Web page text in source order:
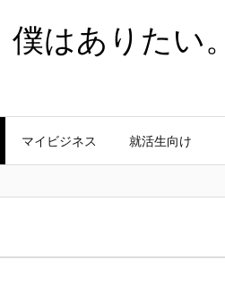
はありたい。
マイビジネス 就活生向け